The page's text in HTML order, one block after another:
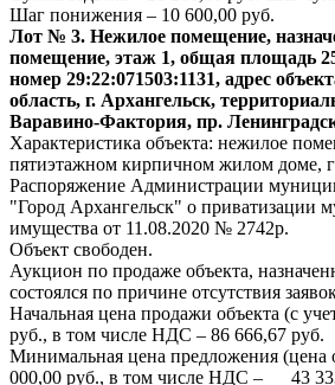
Шаг понижения – 10 600,00 руб.
Лот № 3. Нежилое помещение,
помещение, этаж 1, общая площадь
номер 29:22:071503:1131, адрес
область, г. Архангельск,
Варавино-Фактория, пр.
Характеристика объекта: нежилое
пятиэтажном кирпичном жилом доме,
Распоряжение Администрации
"Город Архангельск" о приватизации
имущества от 11.08.2020 № 2742р.
Объект свободен.
Аукцион по продаже объекта,
состоялся по причине отсутствия
Начальная цена продажи объекта (с
руб., в том числе НДС – 86 666,67 руб.
Минимальная цена предложения (цена
000,00 руб., в том числе НДС – 43